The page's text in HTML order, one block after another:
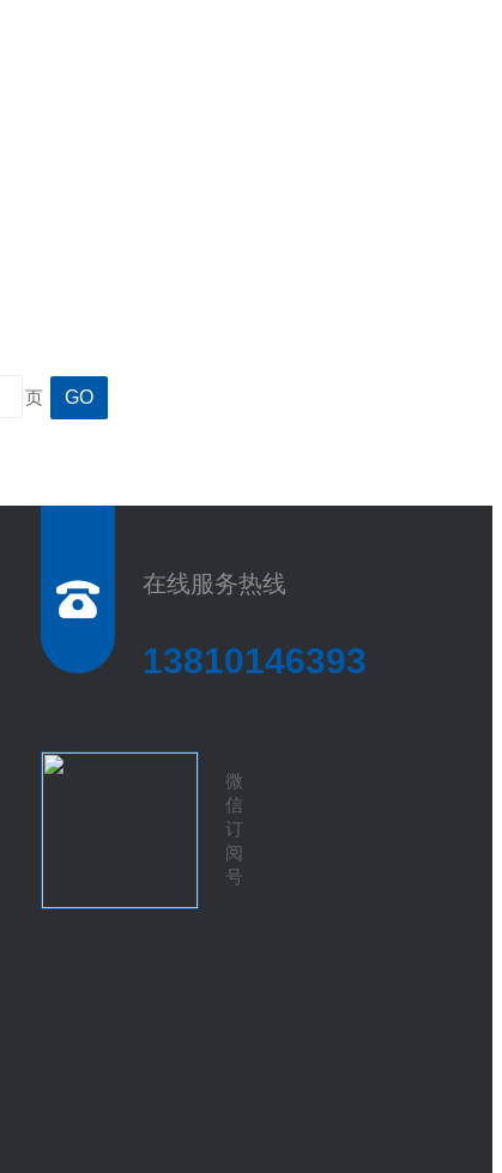
手持拉曼美女性爽视频国产免
1皮秒=10⁻¹²秒）——相当于光在真
，将“时间维度”的光信号变化转化
页
在线服务热线
13810146393
微
信
订
阅
号